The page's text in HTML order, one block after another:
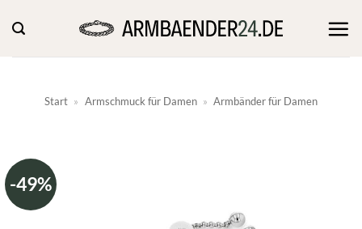
Inhalt
springen
Start » Armschmuck für Damen » Armbänder für Damen
-49%